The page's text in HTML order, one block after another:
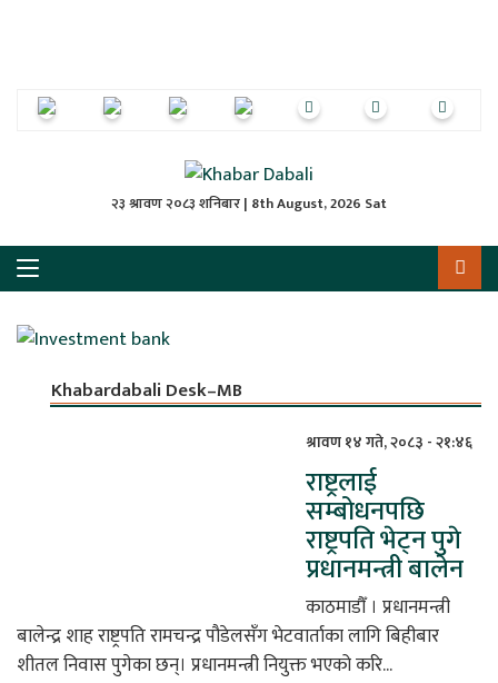
२३ श्रावण २०८३ शनिबार | 8th August, 2026 Sat
Khabardabali Desk–MB
श्रावण १४ गते, २०८३ - २१:४६
राष्ट्रलाई
सम्बोधनपछि
राष्ट्रपति भेट्न पुगे
प्रधानमन्त्री बालेन
काठमाडौँ । प्रधानमन्त्री
बालेन्द्र शाह राष्ट्रपति रामचन्द्र पौडेलसँग भेटवार्ताका लागि बिहीबार
शीतल निवास पुगेका छन्। प्रधानमन्त्री नियुक्त भएको करि...